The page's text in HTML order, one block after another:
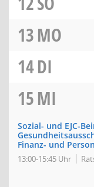
13MO
14DI
15MI
Sozial- und EJC-
Finanz- und
13:00-15:45 Uhr